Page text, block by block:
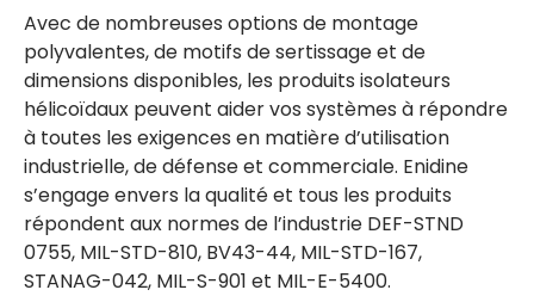
Avec de nombreuses options de montage
polyvalentes, de motifs de sertissage et de
dimensions disponibles, les produits isolateurs
hélicoïdaux peuvent aider vos systèmes à répondre
à toutes les exigences en matière d’utilisation
industrielle, de défense et commerciale. Enidine
s’engage envers la qualité et tous les produits
répondent aux normes de l’industrie DEF-STND
0755, MIL-STD-810, BV43-44, MIL-STD-167,
STANAG-042, MIL-S-901 et MIL-E-5400.